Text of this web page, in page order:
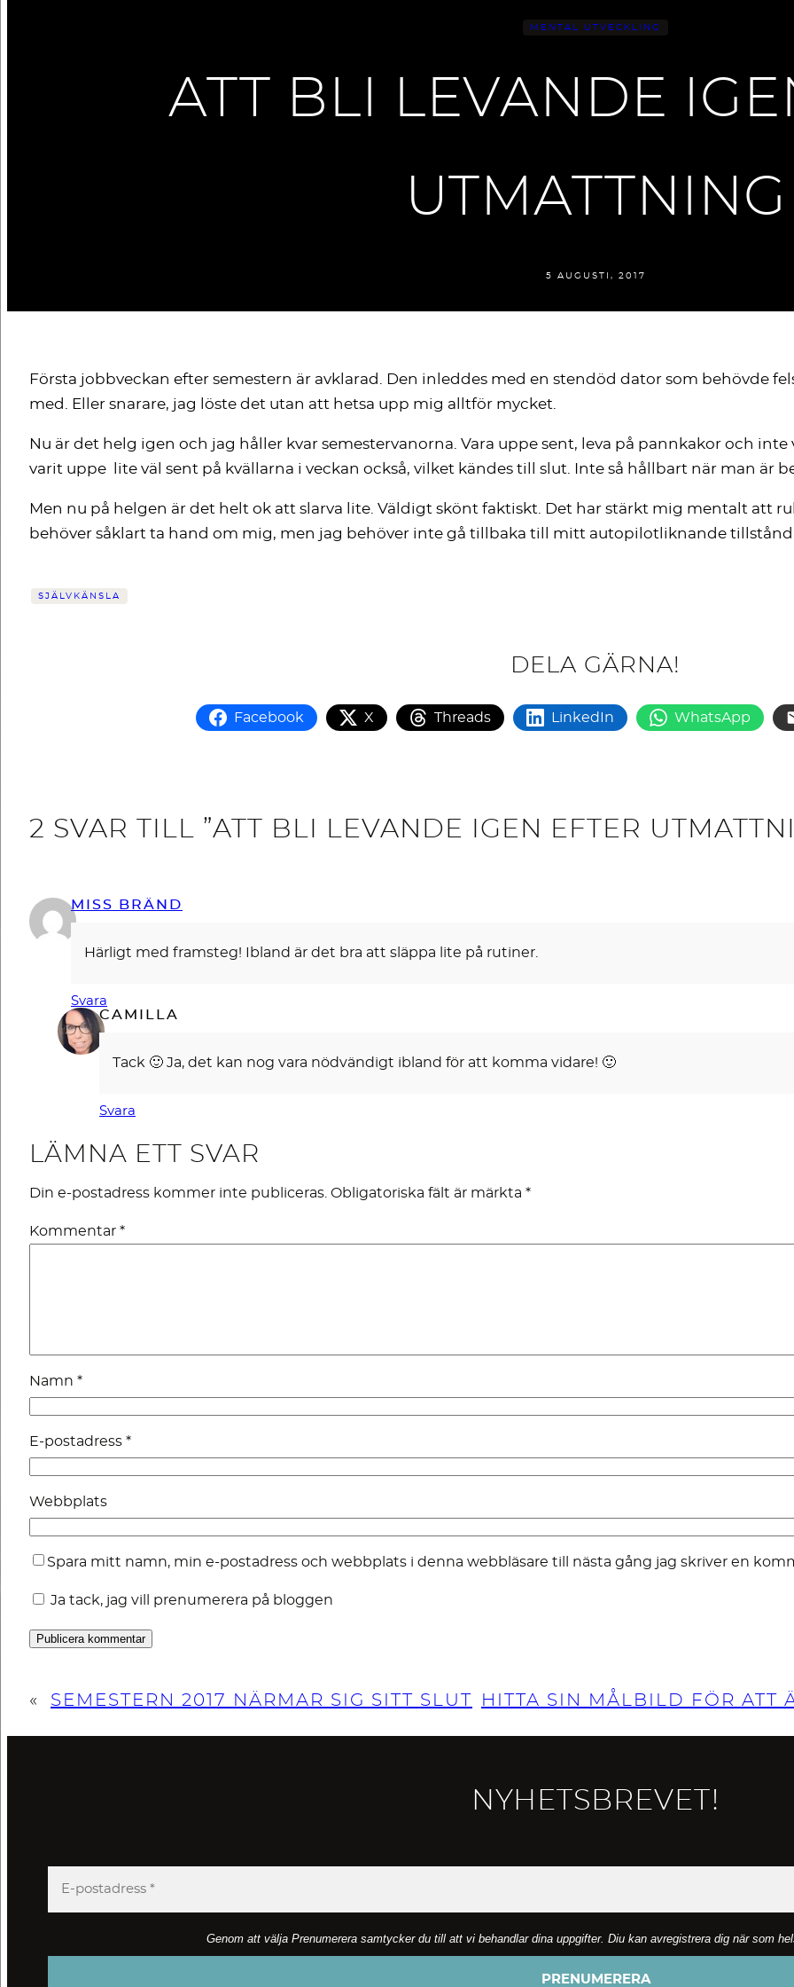
MENTAL UTVECKLING
ATT BLI LEVANDE
UTMATTNING
5 AUGUSTI, 2017
Första jobbveckan efter semestern är avklarad. Den inleddes med en stendöd dator som behövde
med. Eller snarare, jag löste det utan att hetsa upp mig alltför mycket.
Nu är det helg igen och jag håller kvar semestervanorna. Vara uppe sent, leva på pannkakor och
varit uppe lite väl sent på kvällarna i veckan också, vilket kändes till slut. Inte så hållbart när man är
Men nu på helgen är det helt ok att slarva lite. Väldigt skönt faktiskt. Det har stärkt mig mentalt att
behöver såklart ta hand om mig, men jag behöver inte gå tillbaka till mitt autopilotliknande
SJÄLVKÄNSLA
DELA GÄRNA!
Facebook X Threads LinkedIn WhatsApp
2 SVAR TILL ”ATT BLI LEVANDE IGEN EFTER
MISS BRÄND
Härligt med framsteg! Ibland är det bra att släppa lite på rutiner.
Svara
CAMILLA
Tack 🙂 Ja, det kan nog vara nödvändigt ibland för att komma vidare! 🙂
Svara
LÄMNA ETT SVAR
Din e-postadress kommer inte publiceras. Obligatoriska fält är märkta *
Kommentar *
Namn *
E-postadress *
Webbplats
Spara mitt namn, min e-postadress och webbplats i denna webbläsare till nästa gång jag skriver en
Ja tack, jag vill prenumerera på bloggen
« SEMESTERN 2017 NÄRMAR SIG SITT SLUT HITTA SIN MÅLBILD FÖR ATT
NYHETSBREVET!
Genom att välja Prenumerera samtycker du till att vi behandlar dina uppgifter. Diu kan avregistrera dig när som